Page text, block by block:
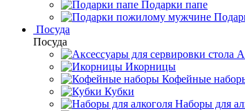
Подарки папе
Посуда
Посуда
Икорницы
Кофейные
Кубки
Наборы для